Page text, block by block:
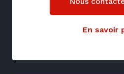
En savoir